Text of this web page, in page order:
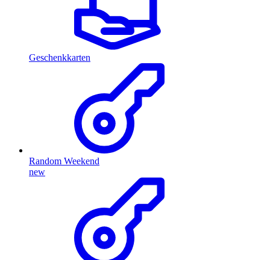
Geschenkkarten
Random Weekend
new